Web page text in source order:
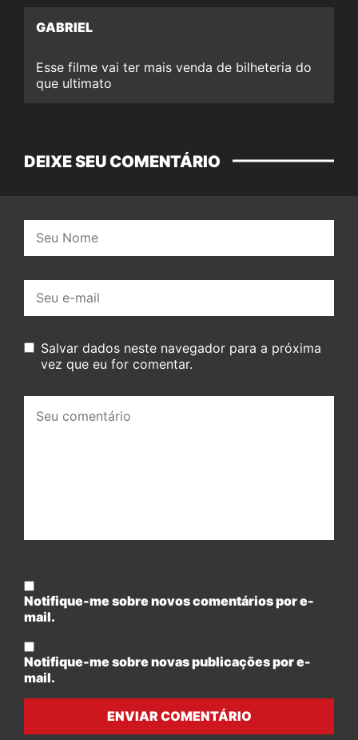
GABRIEL
Esse filme vai ter mais venda de bilheteria do
que ultimato
DEIXE SEU COMENTÁRIO
mail:
Salvar dados neste navegador para a próxima
vez que eu for comentar.
comentário:
Notifique-me sobre novos comentários por e-
mail.
Notifique-me sobre novas publicações por e-
mail.
ENVIAR COMENTÁRIO